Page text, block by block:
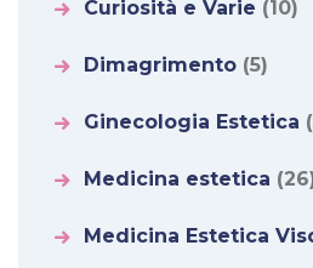
Curiosità e Varie (10)
Dimagrimento (5)
Ginecologia Estetica
Medicina estetica
Medicina Estetica